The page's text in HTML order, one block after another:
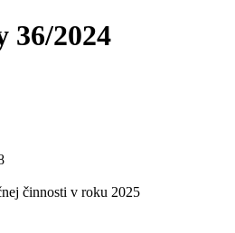
36/2024
činnosti v roku 2025